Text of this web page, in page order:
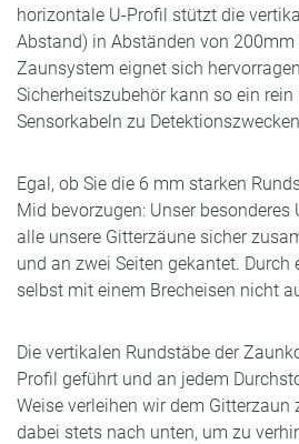
horizontale U-Profil stützt die
Abstand) in Abständen von
Zaunsystem eignet sich
Sicherheitszubehör kann so ein
Sensorkabeln zu
Egal, ob Sie die 6 mm starken
Mid bevorzugen: Unser
alle unsere Gitterzäune sicher
und an zwei Seiten gekantet.
selbst mit einem Brecheisen nicht
Die vertikalen Rundstäbe der
Profil geführt und an jedem
Weise verleihen wir dem
dabei stets nach unten, um zu